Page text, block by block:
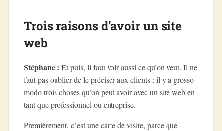
Trois raisons d’avoir un site
web
Stéphane : Et puis, il faut voir aussi ce qu’on veut. Il ne
faut pas oublier de le préciser aux clients : il y a grosso
modo trois choses qu’on peut avoir avec un site web en
tant que professionnel ou entreprise.
Premièrement, c’est une carte de visite, parce que